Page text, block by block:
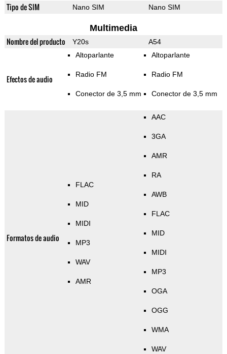
Tipo de SIM Nano SIM Nano SIM
Multimedia
Nombre del producto Y20s A54
Efectos de audio
Altoparlante
Radio FM
Conector de 3,5 mm
Altoparlante
Radio FM
Conector de 3,5 mm
Formatos de audio
FLAC
MID
MIDI
MP3
WAV
AMR
AAC
3GA
AMR
RA
AWB
FLAC
MID
MIDI
MP3
OGA
OGG
WMA
WAV